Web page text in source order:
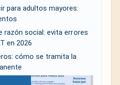
para adultos mayores:
razón social: evita errores
en 2026
cómo se tramita la